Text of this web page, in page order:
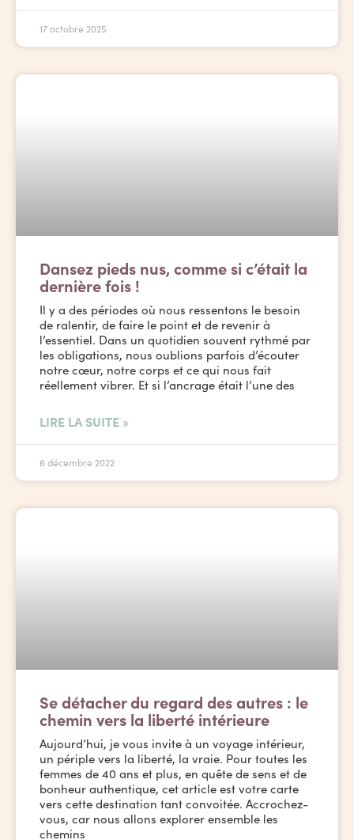
17 octobre 2025
Dansez pieds nus, comme si c’était la
dernière fois !
Il y a des périodes où nous ressentons le besoin
de ralentir, de faire le point et de revenir à
l’essentiel. Dans un quotidien souvent rythmé par
les obligations, nous oublions parfois d’écouter
notre cœur, notre corps et ce qui nous fait
réellement vibrer. Et si l’ancrage était l’une des
LIRE LA SUITE »
6 décembre 2022
Se détacher du regard des autres : le
chemin vers la liberté intérieure
Aujourd’hui, je vous invite à un voyage intérieur,
un périple vers la liberté, la vraie. Pour toutes les
femmes de 40 ans et plus, en quête de sens et de
bonheur authentique, cet article est votre carte
vers cette destination tant convoitée. Accrochez-
vous, car nous allons explorer ensemble les
chemins